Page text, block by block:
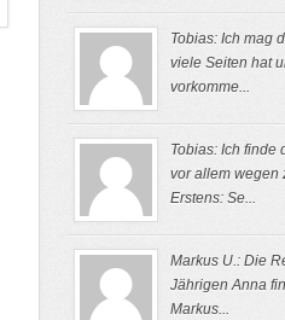
Tobias: Ich mag
viele Seiten hat
vorkomme...
Tobias: Ich finde
vor allem wegen
Erstens: Se...
Markus U.: Die
Jährigen Anna
Markus...